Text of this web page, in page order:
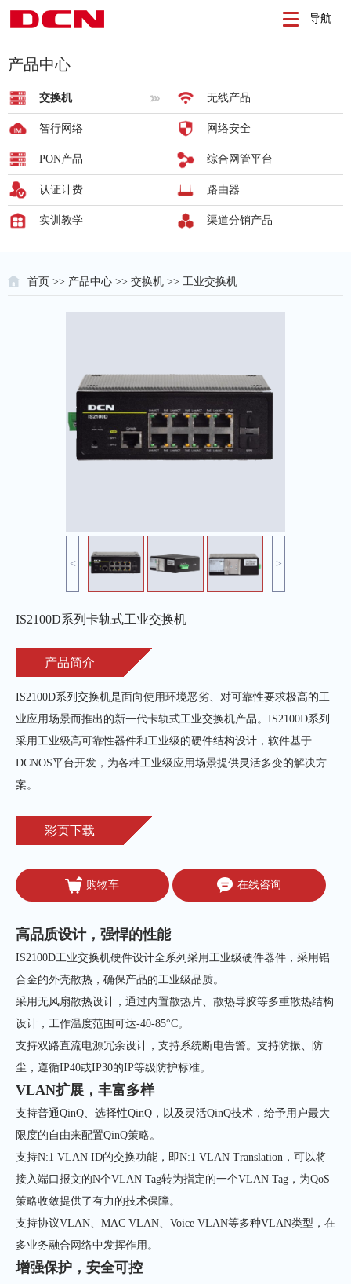
导航
产品中心
交换机 无线产品
智行网络 网络安全
PON产品 综合网管平台
认证计费 路由器
实训教学 渠道分销产品
首页 >> 产品中心 >> 交换机 >> 工业交换机
< >
IS2100D系列卡轨式工业交换机
产品简介
IS2100D系列交换机是面向使用环境恶劣、对可靠性要求极高的工
业应用场景而推出的新一代卡轨式工业交换机产品。IS2100D系列
采用工业级高可靠性器件和工业级的硬件结构设计，软件基于
DCNOS平台开发，为各种工业级应用场景提供灵活多变的解决方
案。...
彩页下载
购物车 在线咨询
高品质设计，强悍的性能
IS2100D工业交换机硬件设计全系列采用工业级硬件器件，采用铝
合金的外壳散热，确保产品的工业级品质。
采用无风扇散热设计，通过内置散热片、散热导胶等多重散热结构
设计，工作温度范围可达-40-85°C。
支持双路直流电源冗余设计，支持系统断电告警。支持防振、防
尘，遵循IP40或IP30的IP等级防护标准。
VLAN扩展，丰富多样
支持普通QinQ、选择性QinQ，以及灵活QinQ技术，给予用户最大
限度的自由来配置QinQ策略。
支持N:1 VLAN ID的交换功能，即N:1 VLAN Translation，可以将
接入端口报文的N个VLAN Tag转为指定的一个VLAN Tag，为QoS
策略收敛提供了有力的技术保障。
支持协议VLAN、MAC VLAN、Voice VLAN等多种VLAN类型，在
多业务融合网络中发挥作用。
增强保护，安全可控